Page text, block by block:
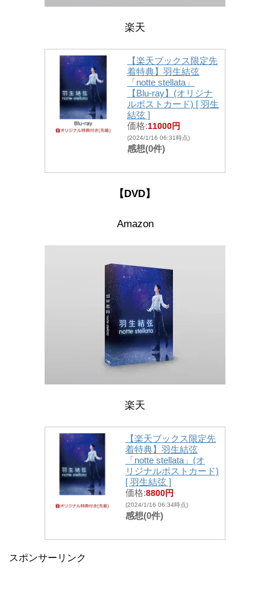
楽天
【楽天ブックス限定先
着特典】羽生結弦
「notte stellata」
【Blu-ray】(オリジナ
ルポストカード) [ 羽生
結弦 ]
価格:11000円
(2024/1/16 06:31時点)
感想(0件)
【DVD】
Amazon
楽天
【楽天ブックス限定先
着特典】羽生結弦
「notte stellata」(オ
リジナルポストカード)
[ 羽生結弦 ]
価格:8800円
(2024/1/16 06:34時点)
感想(0件)
スポンサーリンク